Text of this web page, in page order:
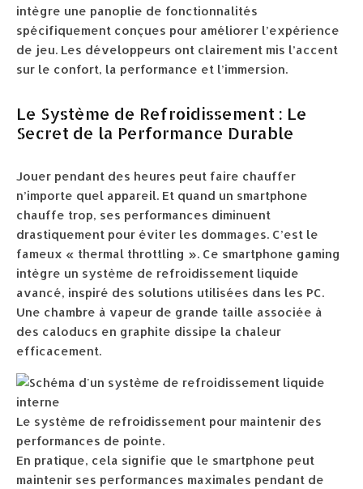
intègre une panoplie de fonctionnalités
spécifiquement conçues pour améliorer l’expérience
de jeu. Les développeurs ont clairement mis l’accent
sur le confort, la performance et l’immersion.
Le Système de Refroidissement : Le
Secret de la Performance Durable
Jouer pendant des heures peut faire chauffer
n’importe quel appareil. Et quand un smartphone
chauffe trop, ses performances diminuent
drastiquement pour éviter les dommages. C’est le
fameux « thermal throttling ». Ce smartphone gaming
intègre un système de refroidissement liquide
avancé, inspiré des solutions utilisées dans les PC.
Une chambre à vapeur de grande taille associée à
des caloducs en graphite dissipe la chaleur
efficacement.
Le système de refroidissement pour maintenir des
performances de pointe.
En pratique, cela signifie que le smartphone peut
maintenir ses performances maximales pendant de